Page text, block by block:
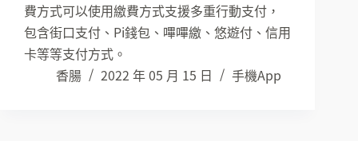
費方式可以使用繳費方式支援多重行動支付，
包含街口支付、Pi錢包、嗶嗶繳、悠遊付、信用
卡等等支付方式。
香腸
2022 年 05 月 15 日 手機App